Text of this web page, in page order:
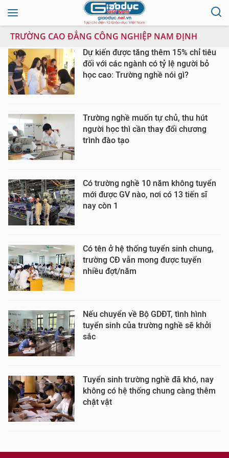
TRƯỜNG CAO ĐẲNG CÔNG NGHIỆP NAM ĐỊNH
Dự kiến được tăng thêm 15% chỉ tiêu
đối với các ngành có tỷ lệ người bỏ
học cao: Trường nghề nói gì?
Trường nghề muốn tự chủ, thu hút
người học thì cần thay đổi chương
trình đào tạo
Có trường nghề 10 năm không tuyển
mới được GV nào, nơi có 13 tiến sĩ
nay còn 1
Có tên ở hệ thống tuyển sinh chung,
trường CĐ vẫn mong được tuyển
nhiều đợt/năm
Nếu chuyển về Bộ GDĐT, tình hình
tuyển sinh của trường nghề sẽ khởi
sắc
Tuyển sinh trường nghề đã khó, nay
không có hệ thống chung càng thêm
chật vật